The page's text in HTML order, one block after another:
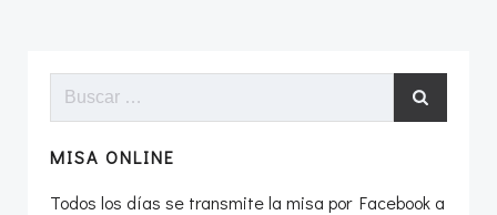
entradas entradas
Buscar:
MISA ONLINE
Todos los días se transmite la misa por Facebook a